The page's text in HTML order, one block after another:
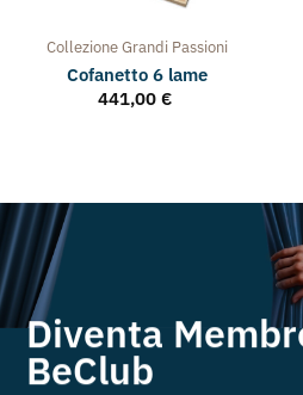
Cofanetto 6 lame
441,00€
Diventa
BeClub
Restare in contatto è facile e conveniente!